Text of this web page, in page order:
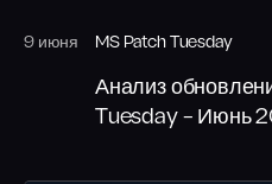
9 июня MS Patch Tuesday
Анализ
Tuesday – Июнь